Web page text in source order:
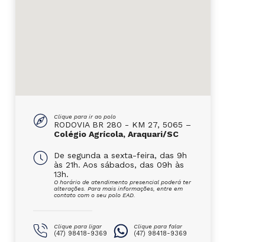
Clique para ir ao polo
RODOVIA BR 280 - KM 27, 5065 –
Colégio Agrícola, Araquari/SC
De segunda a sexta-feira, das 9h
às 21h. Aos sábados, das 09h às
13h.
O horário de atendimento presencial poderá ter
alterações. Para mais informações, entre em
contato com o seu polo EAD.
Clique para ligar
(47) 98418-9369
Clique para falar
(47) 98418-9369